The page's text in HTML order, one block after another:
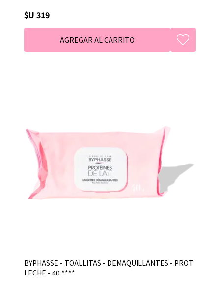
$U 319
BYPHASSE - TOALLITAS - DEMAQUILLANTES - PROT
LECHE - 40 ****